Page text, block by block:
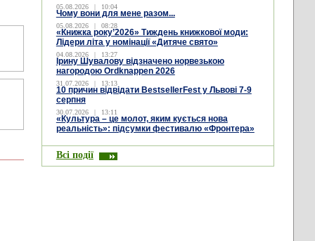
05.08.2026 | 10:04
Чому вони для мене разом...
05.08.2026 | 08:28
«Книжка року’2026» Тиждень книжкової моди:
Лідери літа у номінації «Дитяче свято»
04.08.2026 | 13:27
Ірину Шувалову відзначено норвезькою
нагородою Ordknappen 2026
31.07.2026 | 13:13
10 причин відвідати BestsellerFest у Львові 7-9
серпня
30.07.2026 | 13:11
«Культура – це молот, яким кується нова
реальність»: підсумки фестивалю «Фронтера»
Всі події